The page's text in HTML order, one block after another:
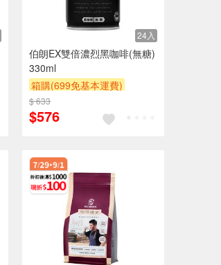
24入
伯朗EX雙倍濃烈黑咖啡(無糖)
330ml
箱購(699免基本運費)
滿額9折
$ 633
$576